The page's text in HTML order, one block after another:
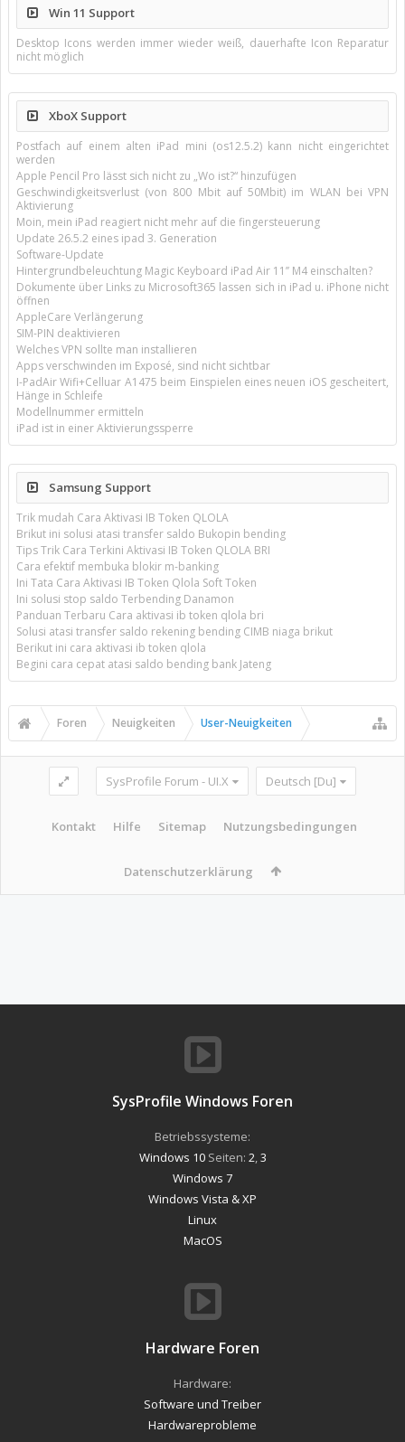
Win 11 Support
Desktop Icons werden immer wieder weiß, dauerhafte Icon Reparatur
nicht möglich
XboX Support
Postfach auf einem alten iPad mini (os12.5.2) kann nicht eingerichtet
werden
Apple Pencil Pro lässt sich nicht zu „Wo ist?“ hinzufügen
Geschwindigkeitsverlust (von 800 Mbit auf 50Mbit) im WLAN bei VPN
Aktivierung
Moin, mein iPad reagiert nicht mehr auf die fingersteuerung
Update 26.5.2 eines ipad 3. Generation
Software-Update
Hintergrundbeleuchtung Magic Keyboard iPad Air 11’’ M4 einschalten?
Dokumente über Links zu Microsoft365 lassen sich in iPad u. iPhone nicht
öffnen
AppleCare Verlängerung
SIM-PIN deaktivieren
Welches VPN sollte man installieren
Apps verschwinden im Exposé, sind nicht sichtbar
I-PadAir Wifi+Celluar A1475 beim Einspielen eines neuen iOS gescheitert,
Hänge in Schleife
Modellnummer ermitteln
iPad ist in einer Aktivierungssperre
Samsung Support
Trik mudah Cara Aktivasi IB Token QLOLA
Brikut ini solusi atasi transfer saldo Bukopin bending
Tips Trik Cara Terkini Aktivasi IB Token QLOLA BRI
Cara efektif membuka blokir m-banking
Ini Tata Cara Aktivasi IB Token Qlola Soft Token
Ini solusi stop saldo Terbending Danamon
Panduan Terbaru Cara aktivasi ib token qlola bri
Solusi atasi transfer saldo rekening bending CIMB niaga brikut
Berikut ini cara aktivasi ib token qlola
Begini cara cepat atasi saldo bending bank Jateng
Foren Neuigkeiten User-Neuigkeiten
SysProfile Forum - UI.X Deutsch [Du]
Kontakt Hilfe Sitemap Nutzungsbedingungen
Datenschutzerklärung
SysProfile Windows Foren
Betriebssysteme:
Windows 10Seiten: 2 3
Windows 7
Windows Vista & XP
Linux
MacOS
Hardware Foren
Hardware:
Software und Treiber
Hardwareprobleme